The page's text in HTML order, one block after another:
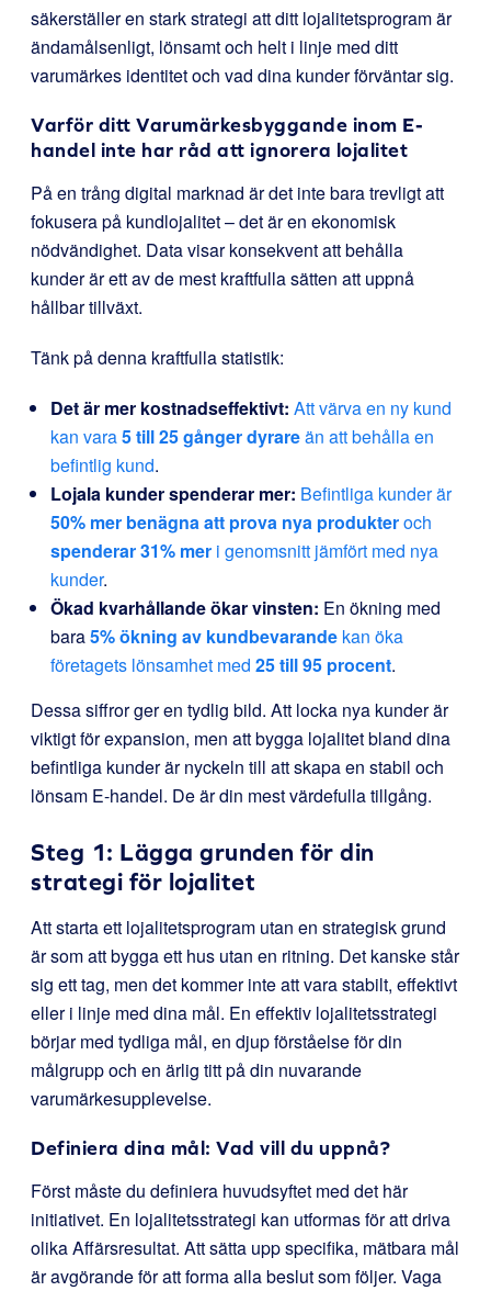
säkerställer en stark strategi att ditt lojalitetsprogram är
ändamålsenligt, lönsamt och helt i linje med ditt
varumärkes identitet och vad dina kunder förväntar sig.
Varför ditt Varumärkesbyggande inom E-
handel inte har råd att ignorera lojalitet
På en trång digital marknad är det inte bara trevligt att
fokusera på kundlojalitet – det är en ekonomisk
nödvändighet. Data visar konsekvent att behålla
kunder är ett av de mest kraftfulla sätten att uppnå
hållbar tillväxt.
Tänk på denna kraftfulla statistik:
Det är mer kostnadseffektivt: Att värva en ny kund
kan vara5 till 25 gånger dyrareän att behålla en
befintlig kund.
Lojala kunder spenderar mer: Befintliga kunder är
50% mer benägna att prova nya produkteroch
spenderar 31% mer i genomsnitt jämfört med nya
kunder.
Ökad kvarhållande ökar vinsten: En ökning med
bara5% ökning av kundbevarande kan öka
företagets lönsamhet med 25 till 95 procent.
Dessa siffror ger en tydlig bild. Att locka nya kunder är
viktigt för expansion, men att bygga lojalitet bland dina
befintliga kunder är nyckeln till att skapa en stabil och
lönsam E-handel. De är din mest värdefulla tillgång.
Steg 1: Lägga grunden för din
strategi för lojalitet
Att starta ett lojalitetsprogram utan en strategisk grund
är som att bygga ett hus utan en ritning. Det kanske står
sig ett tag, men det kommer inte att vara stabilt, effektivt
eller i linje med dina mål. En effektiv lojalitetsstrategi
börjar med tydliga mål, en djup förståelse för din
målgrupp och en ärlig titt på din nuvarande
varumärkesupplevelse.
Definiera dina mål: Vad vill du uppnå?
Först måste du definiera huvudsyftet med det här
initiativet. En lojalitetsstrategi kan utformas för att driva
olika Affärsresultat. Att sätta upp specifika, mätbara mål
är avgörande för att forma alla beslut som följer. Vaga